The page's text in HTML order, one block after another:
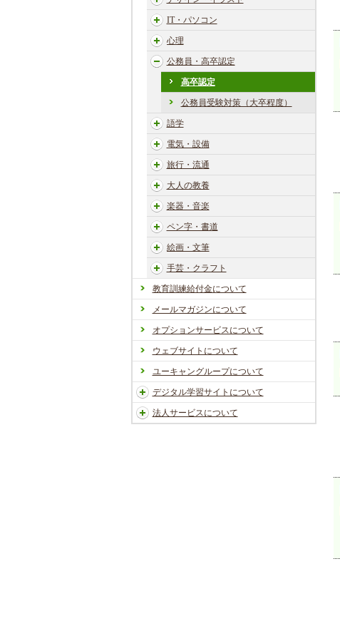
IT・パソコン
心理
公務員・高卒認定
高卒認定
公務員受験対策（大卒程度）
語学
電気・設備
旅行・流通
大人の教養
楽器・音楽
ペン字・書道
絵画・文筆
手芸・クラフト
教育訓練給付金について
メールマガジンについて
オプションサービスについて
ウェブサイトについて
ユーキャングループについて
デジタル学習サイトについて
法人サービスについて